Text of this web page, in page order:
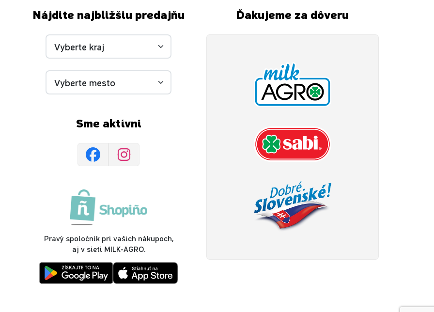
Nájdite najbližšiu predajňu
Sme aktívni
Pravý spoločník pri vašich nákupoch,
aj v sieti MILK-AGRO.
Ďakujeme za dôveru